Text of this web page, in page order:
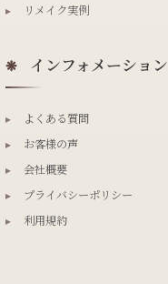
▸
リメイク実例
❋ インフォメーション
▸
よくある質問
▸
お客様の声
▸
会社概要
▸
プライバシーポリシー
▸
利用規約